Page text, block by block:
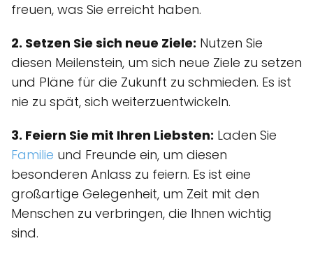
freuen, was Sie erreicht haben.
2. Setzen Sie sich neue Ziele: Nutzen Sie
diesen Meilenstein, um sich neue Ziele zu setzen
und Pläne für die Zukunft zu schmieden. Es ist
nie zu spät, sich weiterzuentwickeln.
3. Feiern Sie mit Ihren Liebsten: Laden Sie
Familie und Freunde ein, um diesen
besonderen Anlass zu feiern. Es ist eine
großartige Gelegenheit, um Zeit mit den
Menschen zu verbringen, die Ihnen wichtig
sind.